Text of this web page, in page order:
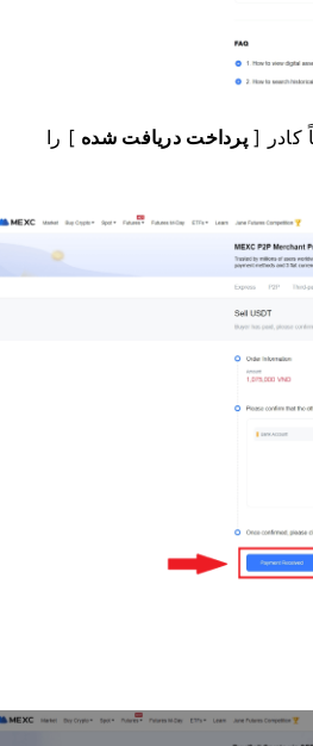
پرداخت دریافت شده ] را